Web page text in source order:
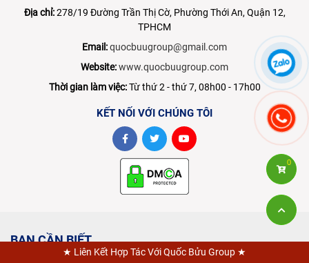
Địa chỉ:278/19 Đường Trần Thị Cờ, Phường Thới An, Quận 12,
TPHCM
Email:quocbuugroup@gmail.com
Website:www.quocbuugroup.com
Thời gian làm việc:Từ thứ 2 - thứ 7, 08h00 - 17h00
KẾT NỐI VỚI CHÚNG TÔI
BẠN CẦN BIẾT
0
★ Liên Kết Hợp Tác Với Quốc Bửu Group ★